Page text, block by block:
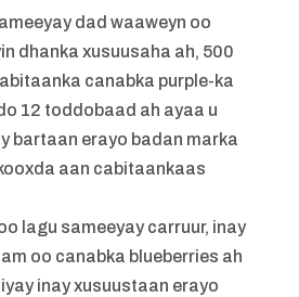
dad waaweyn oo
dhanka xusuusaha ah, 500
canabka purple-ka
12 toddobaad ah ayaa u
bartaan erayo badan marka
aan cabitaankaas
lagu sameeyay carruur, inay
oo canabka blueberries ah
inay xusuustaan erayo